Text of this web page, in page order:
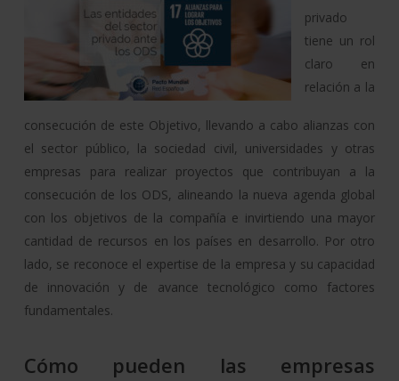
privado
tiene un rol
claro en
relación a la
consecución de este Objetivo, llevando a cabo alianzas con
el sector público, la sociedad civil, universidades y otras
empresas para realizar proyectos que contribuyan a la
consecución de los ODS, alineando la nueva agenda global
con los objetivos de la compañía e invirtiendo una mayor
cantidad de recursos en los países en desarrollo. Por otro
lado, se reconoce el expertise de la empresa y su capacidad
de innovación y de avance tecnológico como factores
fundamentales.
Cómo pueden las empresas